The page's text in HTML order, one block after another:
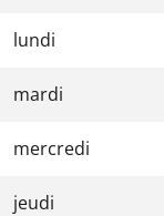
lundi
mardi
mercredi
jeudi